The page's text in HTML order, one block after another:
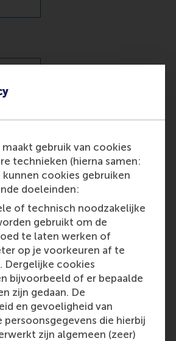
gebruik van cookies
technieken (hierna samen:
kunnen cookies gebruiken
doeleinden:
of technisch noodzakelijke
gebruikt om de
te laten werken of
op je voorkeuren af te
Dergelijke cookies
bijvoorbeeld of er bepaalde
zijn gedaan. De
en gevoeligheid van
persoonsgegevens die hierbij
zijn algemeen (zeer)